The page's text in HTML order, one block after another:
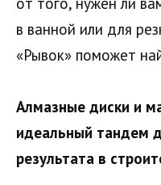
в ванной или для
«Рывок» поможет
Алмазные диски и
идеальный тандем
результата в